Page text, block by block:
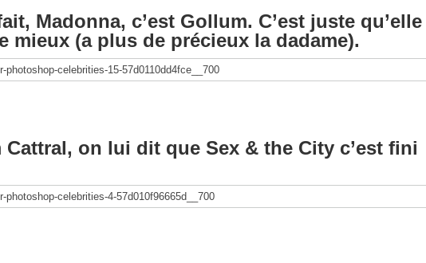
Madonna, c’est Gollum. C’est juste qu’elle
mieux (a plus de précieux la dadame).
Cattral, on lui dit que Sex & the City c’est fini